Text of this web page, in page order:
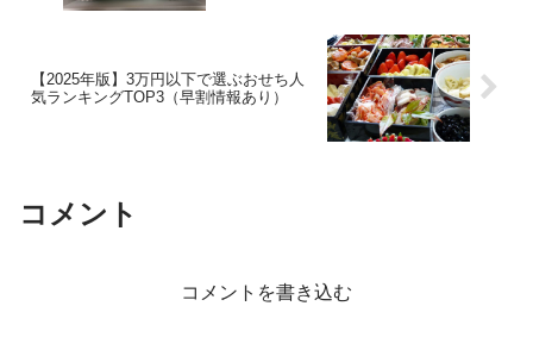
【2025年版】3万円以下で選ぶおせち人
気ランキングTOP3（早割情報あり）
コメント
コメントを書き込む